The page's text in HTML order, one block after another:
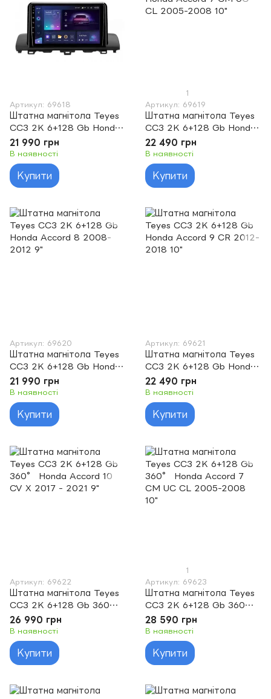
Артикул: 69618
Штатна магнітола Teyes
CC3 2K 6+128 Gb Honda
Accord 10 CV X 2017 -
2021 9"
21 990 грн
В наявності
Купити
1
Артикул: 69619
Штатна магнітола Teyes
CC3 2K 6+128 Gb Honda
Accord 7 CM UC CL
2005-2008 10"
22 490 грн
В наявності
Купити
Артикул: 69620
Штатна магнітола Teyes
CC3 2K 6+128 Gb Honda
Accord 8 2008-2012 9"
21 990 грн
В наявності
Купити
Артикул: 69621
Штатна магнітола Teyes
CC3 2K 6+128 Gb Honda
Accord 9 CR 2012-2018
10"
22 490 грн
В наявності
Купити
Артикул: 69622
Штатна магнітола Teyes
CC3 2K 6+128 Gb 360°
Honda Accord 10 CV X
2017 - 2021 9"
26 990 грн
В наявності
Купити
1
Артикул: 69623
Штатна магнітола Teyes
CC3 2K 6+128 Gb 360°
Honda Accord 7 CM UC
CL 2005-2008 10"
28 590 грн
В наявності
Купити